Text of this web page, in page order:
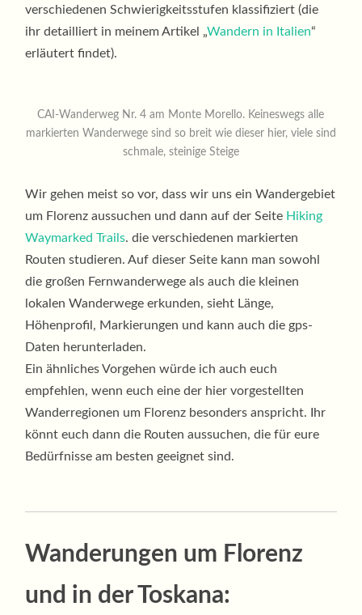
verschiedenen Schwierigkeitsstufen klassifiziert (die
ihr detailliert in meinem Artikel „Wandern in Italien“
erläutert findet).
CAI-Wanderweg Nr. 4 am Monte Morello. Keineswegs alle
markierten Wanderwege sind so breit wie dieser hier, viele sind
schmale, steinige Steige
Wir gehen meist so vor, dass wir uns ein Wandergebiet
um Florenz aussuchen und dann auf der Seite Hiking
Waymarked Trails. die verschiedenen markierten
Routen studieren. Auf dieser Seite kann man sowohl
die großen Fernwanderwege als auch die kleinen
lokalen Wanderwege erkunden, sieht Länge,
Höhenprofil, Markierungen und kann auch die gps-
Daten herunterladen.
Ein ähnliches Vorgehen würde ich auch euch
empfehlen, wenn euch eine der hier vorgestellten
Wanderregionen um Florenz besonders anspricht. Ihr
könnt euch dann die Routen aussuchen, die für eure
Bedürfnisse am besten geeignet sind.
Wanderungen um Florenz
und in der Toskana: